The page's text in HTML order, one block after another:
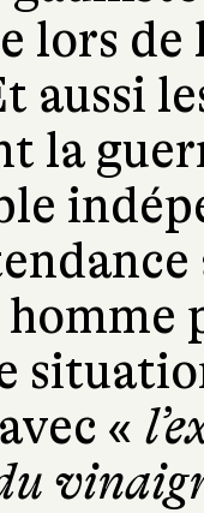
lors de
aussi
la
«